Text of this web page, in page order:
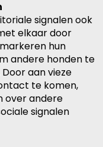
signalen ook
elkaar door
hun
andere honden te
aan vieze
te komen,
over andere
signalen